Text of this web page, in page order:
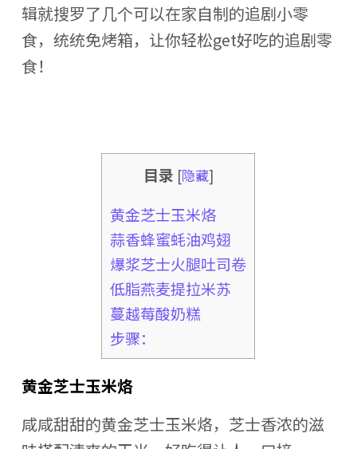
辑就搜罗了几个可以在家自制的追剧小零
食，统统免烤箱，让你轻松get好吃的追剧零
食！
目录 [隐藏]
黄金芝士玉米烙
蒜香蜂蜜蚝油鸡翅
爆浆芝士火腿吐司卷
低脂燕麦提拉米苏
蔓越莓酸奶糕
步骤：
黄金芝士玉米烙
咸咸甜甜的黄金芝士玉米烙，芝士香浓的滋